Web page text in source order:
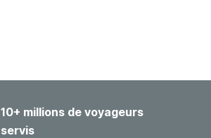
10+ millions de voyageurs
servis